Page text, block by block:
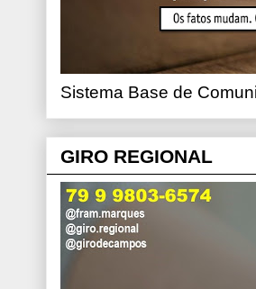
Sistema Base de
GIRO REGIONAL